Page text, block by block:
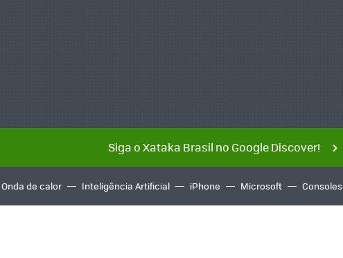
Siga o Xataka Brasil no Google Discover!
Onda de calor Inteligência Artificial iPhone Microsoft Consoles